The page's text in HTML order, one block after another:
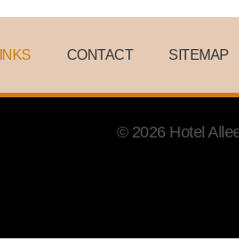
CONTACT SITEMAP
© 2026 Hotel